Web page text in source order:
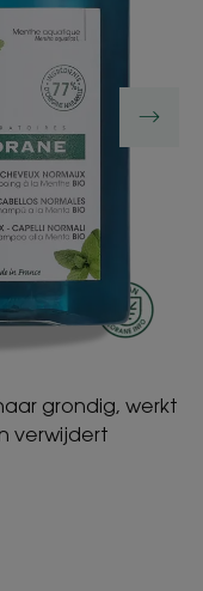
grondig, werkt
verwijdert